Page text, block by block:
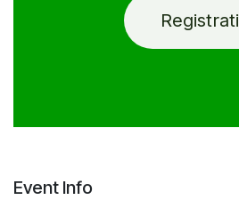
Registrati
Event Info